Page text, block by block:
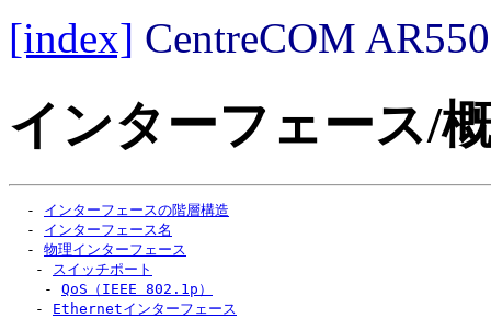
[index] CentreCOM
インターフェース/
  -
インターフェースの階層構造
  -
インターフェース名
  -
物理インターフェース
   -
スイッチポート
    -
QoS（IEEE 802.1p）
   -
Ethernetインターフェース